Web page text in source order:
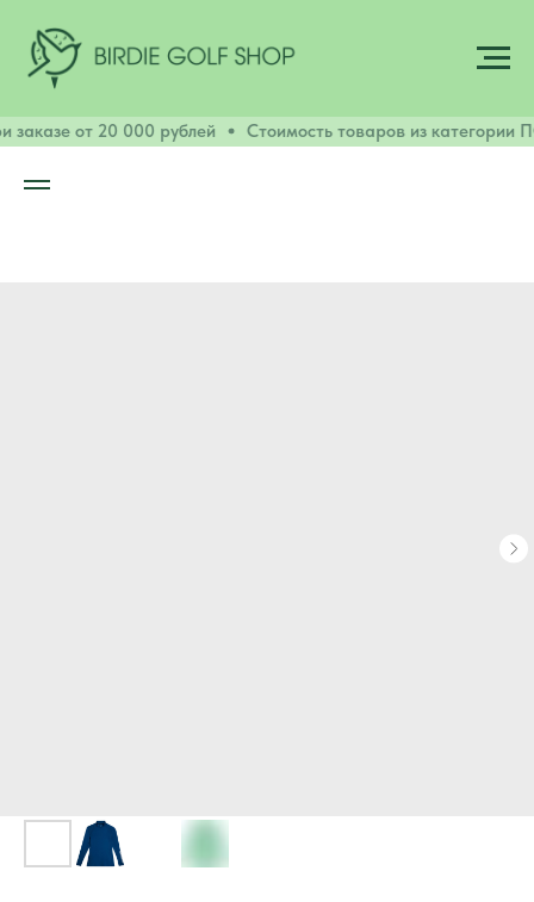
заказе от 20 000 рублей Стоимость товаров из категории